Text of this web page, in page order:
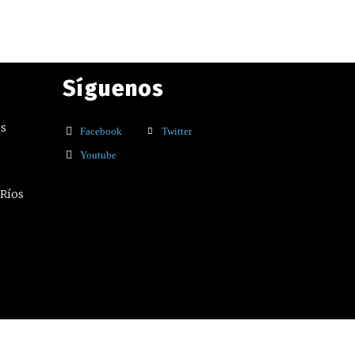
Síguenos
Facebook
Twitter
Youtube